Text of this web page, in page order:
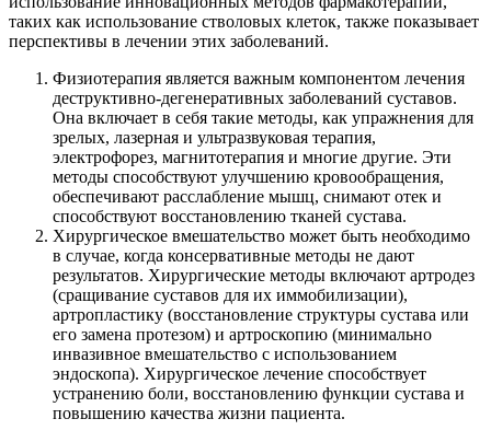
таких как использование стволовых клеток, также показывает
перспективы в лечении этих заболеваний.
Физиотерапия является важным компонентом лечения
деструктивно-дегенеративных заболеваний суставов.
Она включает в себя такие методы, как упражнения для
зрелых, лазерная и ультразвуковая терапия,
электрофорез, магнитотерапия и многие другие. Эти
методы способствуют улучшению кровообращения,
обеспечивают расслабление мышц, снимают отек и
способствуют восстановлению тканей сустава.
Хирургическое вмешательство может быть необходимо
в случае, когда консервативные методы не дают
результатов. Хирургические методы включают артродез
(сращивание суставов для их иммобилизации),
артропластику (восстановление структуры сустава или
его замена протезом) и артроскопию (минимально
инвазивное вмешательство с использованием
эндоскопа). Хирургическое лечение способствует
устранению боли, восстановлению функции сустава и
повышению качества жизни пациента.